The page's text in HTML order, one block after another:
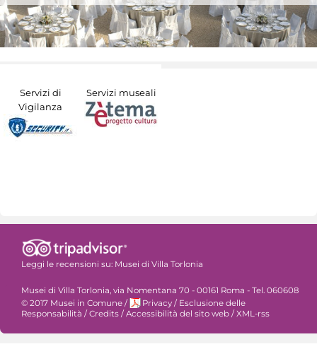
Servizi di
Vigilanza
Servizi museali
Leggi le recensioni su: Musei di Villa Torlonia
Musei di Villa Torlonia, via Nomentana 70 - 00161 Roma - Tel. 060608
© 2017 Musei in Comune / Privacy / Esclusione delle
Responsabilità /Credits /Accessibilità del sito web /XML-rss